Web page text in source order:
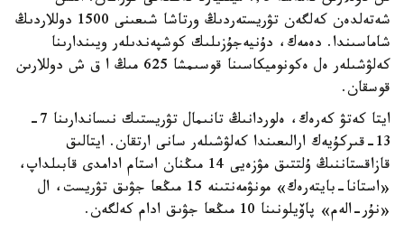
شەتەلدەن كەلگەن تۋريستەردىڭ ورتاشا شىعىنى 1500 دوللاردىڭ
شاماسىندا. دەمەك، دۇنيەجۇزىلىك كوشپەندىلەر ويىندارىنا
كەلۋشىلەر ەل ەكونوميكاسىنا قوسىمشا 625 مىڭ ا ق ش دوللارىن
قوسقان.
ايتا كەتۋ كەرەك، ەلوردانىڭ تانىمال تۋريستىك نىساندارىنا 7-
13-قىركۇيەك ارالىعىندا كەلۋشىلەر سانى ارتقان. ايتالىق
قازاقستاننىڭ ۇلتتىق مۋزەيى 14 مىڭنان استام ادامدى قابىلداپ،
«استانا-بايتەرەك» مونۋمەنتىنە 15 مىڭعا جۋىق تۋريست، ال
«نۇر-الەم» پاۆيلونىنا 10 مىڭعا جۋىق ادام كەلگەن.